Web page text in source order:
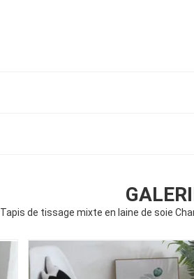
Tapis de tissage mixte en laine de soie